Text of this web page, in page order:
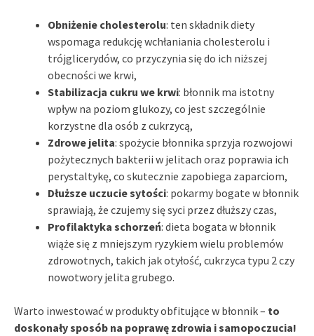
Obniżenie cholesterolu: ten składnik diety
wspomaga redukcję wchłaniania cholesterolu i
trójglicerydów, co przyczynia się do ich niższej
obecności we krwi,
Stabilizacja cukru we krwi: błonnik ma istotny
wpływ na poziom glukozy, co jest szczególnie
korzystne dla osób z cukrzycą,
Zdrowe jelita: spożycie błonnika sprzyja rozwojowi
pożytecznych bakterii w jelitach oraz poprawia ich
perystaltykę, co skutecznie zapobiega zaparciom,
Dłuższe uczucie sytości: pokarmy bogate w błonnik
sprawiają, że czujemy się syci przez dłuższy czas,
Profilaktyka schorzeń: dieta bogata w błonnik
wiąże się z mniejszym ryzykiem wielu problemów
zdrowotnych, takich jak otyłość, cukrzyca typu 2 czy
nowotwory jelita grubego.
Warto inwestować w produkty obfitujące w błonnik – to
doskonały sposób na poprawę zdrowia i samopoczucia!